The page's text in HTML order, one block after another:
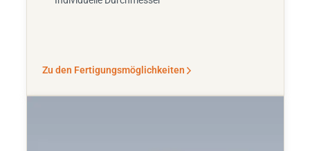
Zu den Fertigungsmöglichkeiten